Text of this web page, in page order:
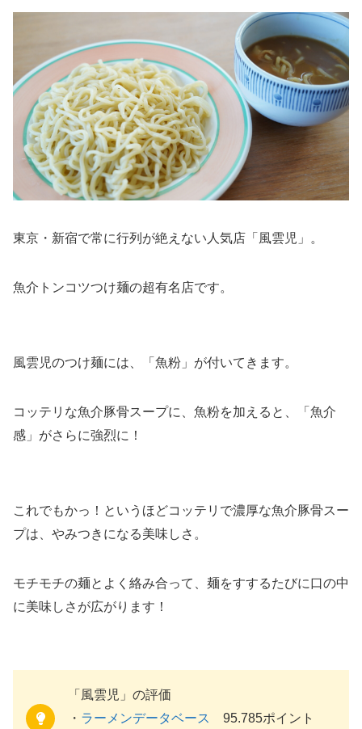
東京・新宿で常に行列が絶えない人気店「風雲児」。
魚介トンコツつけ麺の超有名店です。
風雲児のつけ麺には、「魚粉」が付いてきます。
コッテリな魚介豚骨スープに、魚粉を加えると、「魚介
感」がさらに強烈に！
これでもかっ！というほどコッテリで濃厚な魚介豚骨スー
プは、やみつきになる美味しさ。
モチモチの麺とよく絡み合って、麺をすするたびに口の中
に美味しさが広がります！
「風雲児」の評価
・ ラーメンデータベース
95.785ポイント